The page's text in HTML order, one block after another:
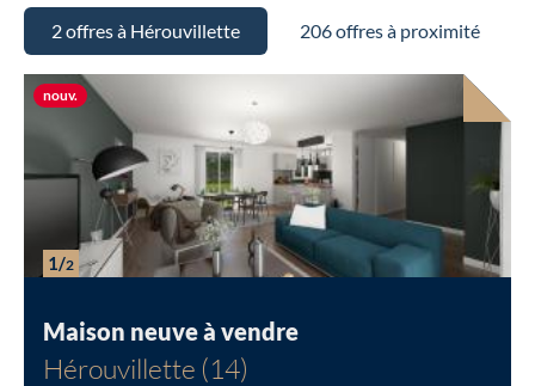
2 offres à Hérouvillette 206 offres à proximité
1/2
Maison neuve à vendre
Hérouvillette (14)
nouv.Nouvelle offre